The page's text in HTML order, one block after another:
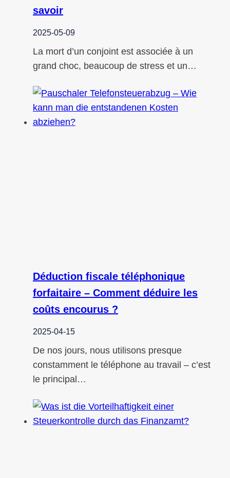
savoir
2025-05-09
La mort d’un conjoint est associée à un
grand choc, beaucoup de stress et un…
Déduction fiscale téléphonique
forfaitaire – Comment déduire les
coûts encourus ?
2025-04-15
De nos jours, nous utilisons presque
constamment le téléphone au travail – c’est
le principal…